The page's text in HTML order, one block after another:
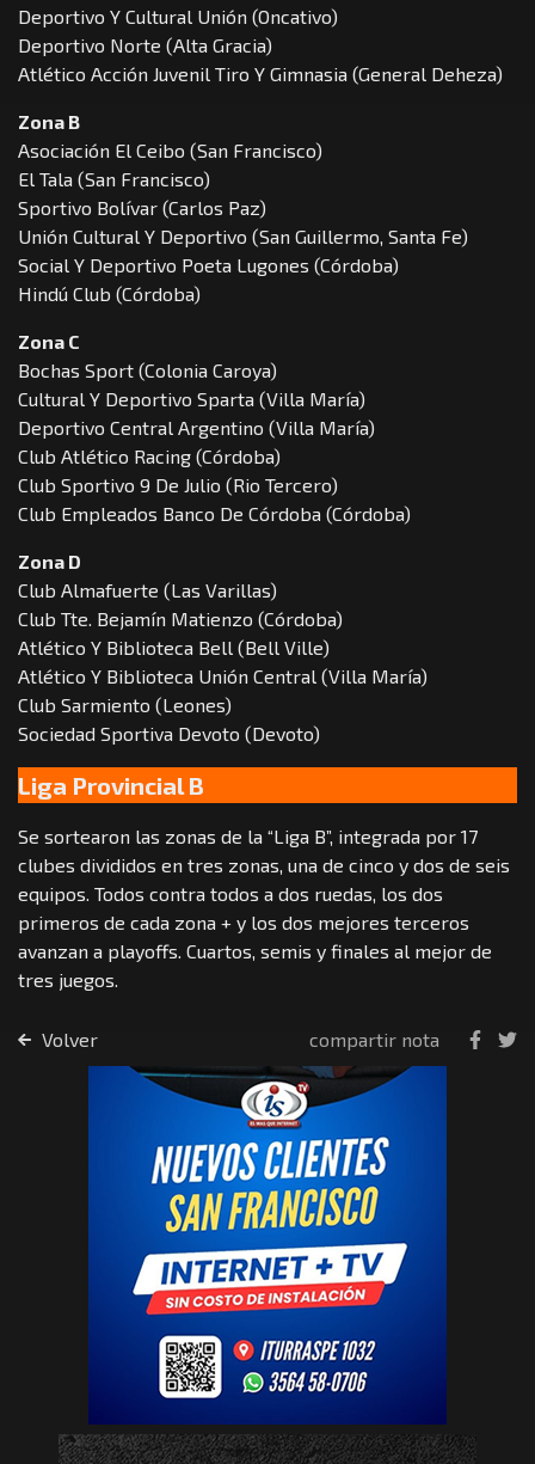
Deportivo Y Cultural Unión (Oncativo)
Deportivo Norte (Alta Gracia)
Atlético Acción Juvenil Tiro Y Gimnasia (General Deheza)
Zona B
Asociación El Ceibo (San Francisco)
El Tala (San Francisco)
Sportivo Bolívar (Carlos Paz)
Unión Cultural Y Deportivo (San Guillermo, Santa Fe)
Social Y Deportivo Poeta Lugones (Córdoba)
Hindú Club (Córdoba)
Zona C
Bochas Sport (Colonia Caroya)
Cultural Y Deportivo Sparta (Villa María)
Deportivo Central Argentino (Villa María)
Club Atlético Racing (Córdoba)
Club Sportivo 9 De Julio (Rio Tercero)
Club Empleados Banco De Córdoba (Córdoba)
Zona D
Club Almafuerte (Las Varillas)
Club Tte. Bejamín Matienzo (Córdoba)
Atlético Y Biblioteca Bell (Bell Ville)
Atlético Y Biblioteca Unión Central (Villa María)
Club Sarmiento (Leones)
Sociedad Sportiva Devoto (Devoto)
Liga Provincial B
Se sortearon las zonas de la “Liga B”, integrada por 17
clubes divididos en tres zonas, una de cinco y dos de seis
equipos. Todos contra todos a dos ruedas, los dos
primeros de cada zona + y los dos mejores terceros
avanzan a playoffs. Cuartos, semis y finales al mejor de
tres juegos.
Volver compartir nota